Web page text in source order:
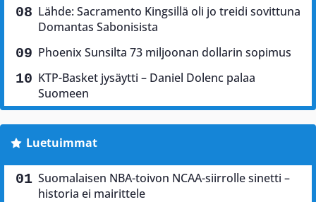
Lähde: Sacramento Kingsillä oli jo treidi sovittuna
Domantas Sabonisista
Phoenix Sunsilta 73 miljoonan dollarin sopimus
KTP-Basket jysäytti – Daniel Dolenc palaa
Suomeen
Luetuimmat
Suomalaisen NBA-toivon NCAA-siirrolle sinetti –
historia ei mairittele